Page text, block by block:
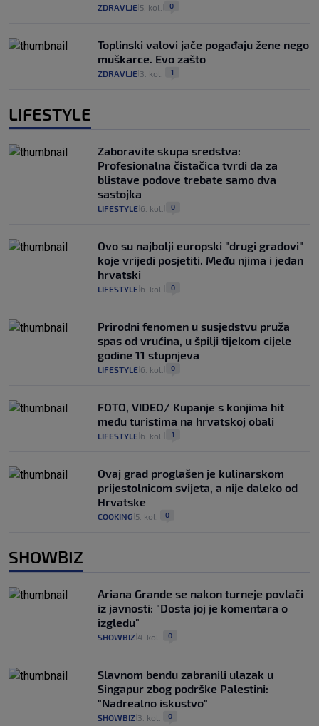
ZDRAVLJE 5. kol. 0
Toplinski valovi jače pogađaju žene nego
muškarce. Evo zašto
ZDRAVLJE 3. kol. 1
LIFESTYLE
Zaboravite skupa sredstva:
Profesionalna čistačica tvrdi da za
blistave podove trebate samo dva
sastojka
LIFESTYLE 6. kol. 0
Ovo su najbolji europski "drugi gradovi"
koje vrijedi posjetiti. Među njima i jedan
hrvatski
LIFESTYLE 6. kol. 0
Prirodni fenomen u susjedstvu pruža
spas od vrućina, u špilji tijekom cijele
godine 11 stupnjeva
LIFESTYLE 6. kol. 0
FOTO, VIDEO/ Kupanje s konjima hit
među turistima na hrvatskoj obali
LIFESTYLE 6. kol. 1
Ovaj grad proglašen je kulinarskom
prijestolnicom svijeta, a nije daleko od
Hrvatske
COOKING 5. kol. 0
SHOWBIZ
Ariana Grande se nakon turneje povlači
iz javnosti: "Dosta joj je komentara o
izgledu"
SHOWBIZ 4. kol. 0
Slavnom bendu zabranili ulazak u
Singapur zbog podrške Palestini:
"Nadrealno iskustvo"
SHOWBIZ 3. kol. 0